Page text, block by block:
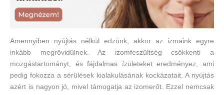
Amennyiben nyújtás nélkül edzünk, akkor az izmaink egyre
inkább megrövidülnek. Az izomfeszültség csökkenti a
mozgástartományt, és fájdalmas ízületeket eredményez, ami
pedig fokozza a sérülések kialakulásának kockázatait. A nyújtás
azért is nagyon jó, mivel támogatja az izomerőt. Ezzel nemcsak